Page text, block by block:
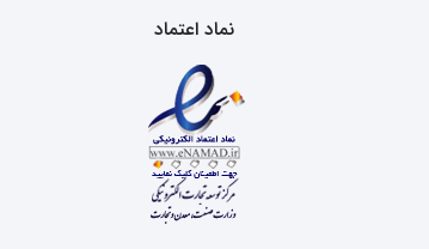
نماد اعتماد